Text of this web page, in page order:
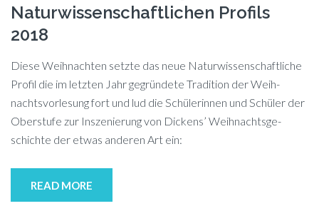
Naturwissenschaftlichen Profils
2018
Die­se Weih­nach­ten setz­te das neue Na­tur­wis­sen­schaft­li­che
Pro­fil die im letz­ten Jahr ge­grün­de­te Tra­di­ti­on der Weih­
nachts­vor­le­sung fort und lud die Schü­le­rin­nen und Schü­ler der
Ober­stu­fe zur In­sze­nie­rung von Di­ckens’ Weih­nachts­ge­
schich­te der et­was an­de­ren Art ein:
READ MORE